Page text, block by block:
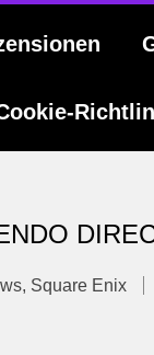
, Square Enix